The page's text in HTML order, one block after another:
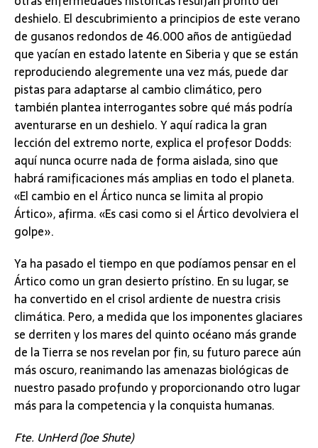
deshielo. El descubrimiento a principios de este verano
de gusanos redondos de 46.000 años de antigüedad
que yacían en estado latente en Siberia y que se están
reproduciendo alegremente una vez más, puede dar
pistas para adaptarse al cambio climático, pero
también plantea interrogantes sobre qué más podría
aventurarse en un deshielo. Y aquí radica la gran
lección del extremo norte, explica el profesor Dodds:
aquí nunca ocurre nada de forma aislada, sino que
habrá ramificaciones más amplias en todo el planeta.
«El cambio en el Ártico nunca se limita al propio
Ártico», afirma. «Es casi como si el Ártico devolviera el
golpe».
Ya ha pasado el tiempo en que podíamos pensar en el
Ártico como un gran desierto prístino. En su lugar, se
ha convertido en el crisol ardiente de nuestra crisis
climática. Pero, a medida que los imponentes glaciares
se derriten y los mares del quinto océano más grande
de la Tierra se nos revelan por fin, su futuro parece aún
más oscuro, reanimando las amenazas biológicas de
nuestro pasado profundo y proporcionando otro lugar
más para la competencia y la conquista humanas.
Fte. UnHerd (Joe Shute)